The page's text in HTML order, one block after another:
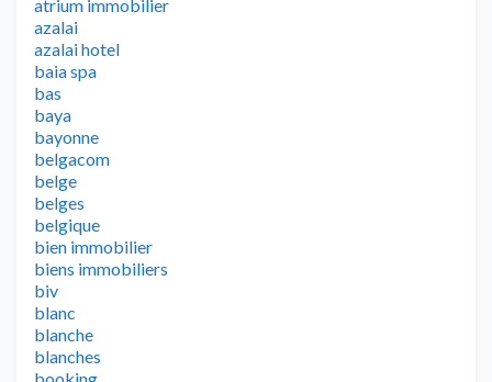
atrium immobilier
azalai
azalai hotel
baia spa
bas
baya
bayonne
belgacom
belge
belges
belgique
bien immobilier
biens immobiliers
biv
blanc
blanche
blanches